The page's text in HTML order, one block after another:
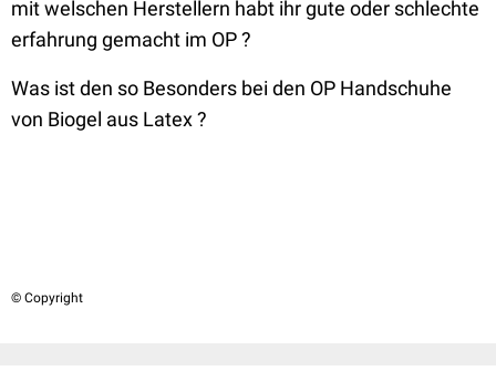
mit welschen Herstellern habt ihr gute oder schlechte
erfahrung gemacht im OP ?
Was ist den so Besonders bei den OP Handschuhe
von Biogel aus Latex ?
© Copyright